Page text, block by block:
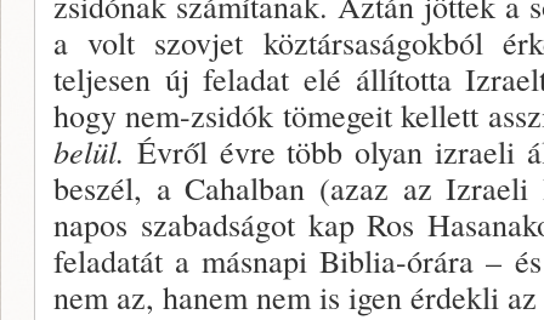
a volt szovjet köztársaságokból
teljesen új feladat elé állította
hogy nem-zsidók tömegeit kellett
belül. Évről évre több olyan izraeli
beszél, a Cahalban (azaz az Izraeli
napos szabadságot kap Ros
fel­adatát a másnapi Biblia-órára –
nem az, hanem nem is igen érdekli